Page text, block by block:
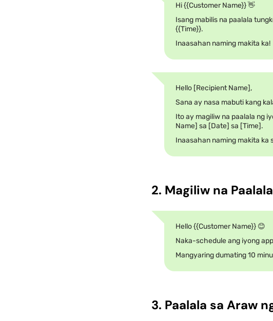
Hi {{Customer Name}} 👋
Isang mabilis na paalala
{{Time}}.
Inaasahan naming makita ka!
Hello [Recipient Name],
Sana ay nasa mabuti kang
Ito ay magiliw na paalala ng
Name] sa [Date] sa [Time].
Inaasahan naming makita ka
2. Magiliw na Paalala
Hello {{Customer Name}} 😊
Naka-schedule ang iyong
Mangyaring dumating 10
3. Paalala sa Araw